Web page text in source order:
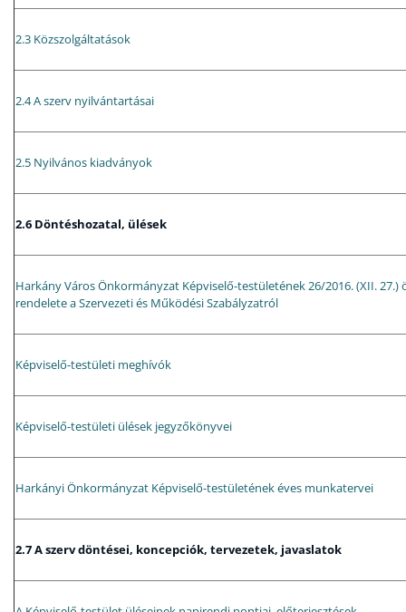
2.3 Közszolgáltatások
2.4 A szerv nyilvántartásai
2.5 Nyilvános kiadványok
2.6 Döntéshozatal, ülések
Harkány Város Önkormányzat Képviselő-testületének 26/2016. (XII.
rendelete a Szervezeti és Működési Szabályzatról
Képviselő-testületi meghívók
Képviselő-testületi ülések jegyzőkönyvei
Harkányi Önkormányzat Képviselő-testületének éves munkatervei
2.7 A szerv döntései, koncepciók, tervezetek, javaslatok